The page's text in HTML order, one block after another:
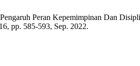
Peran Kepemimpinan Dan
pp. 585-593, Sep. 2022.